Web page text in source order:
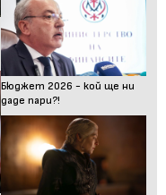
Бюджет 2026 - кой ще ни
даде пари?!